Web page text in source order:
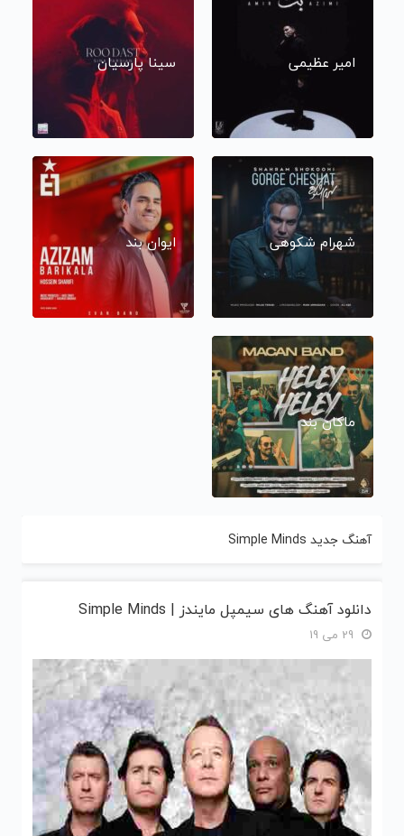
امیر عظیمی سینا پارسیان
شهرام شکوهی ایوان بند
ماکان بند
آهنگ جدید Simple Minds
دانلود آهنگ های سیمپل مایندز | Simple Minds